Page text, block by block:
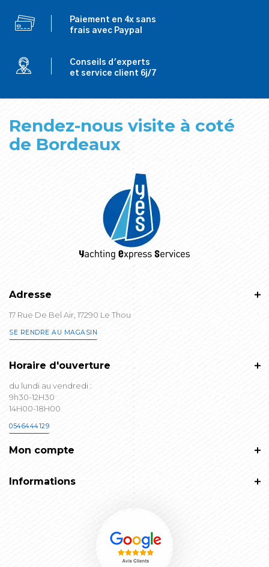
Paiement en 4x sans
frais avec Paypal
Conseils d'experts
et service client 6j/7
Rendez-nous visite à coté
de Bordeaux
Adresse
17 Rue De Bel Air, 17290 Le Thou
SE RENDRE AU MAGASIN
Horaire d'ouverture
du lundi au vendredi :
9h30-12H30
14H00-18H00
0546444129
Mon compte
Informations